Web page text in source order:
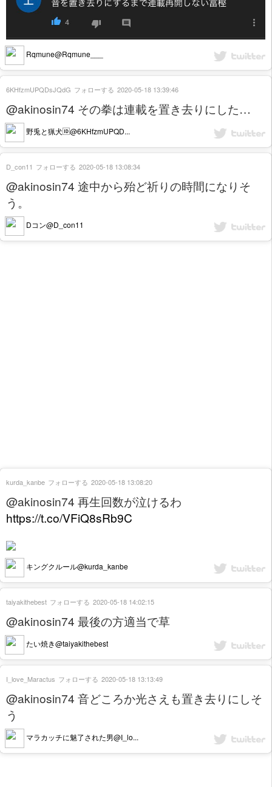
Rqmune@Rqmune___
@akinosin74 その拳は連載を置き去りにした…
野兎と猟犬🆔@6KHfzmUPQD...
6KHfzmUPQDsJQdG フォローする 2020-05-18 13:39:46
@akinosin74 途中から殆ど祈りの時間になりそ
う。
Dコン@D_con11
D_con11 フォローする 2020-05-18 13:08:34
@akinosin74 再生回数が泣けるわ
https://t.co/VFiQ8sRb9C
キングクルール@kurda_kanbe
kurda_kanbe フォローする 2020-05-18 13:08:20
@akinosin74 最後の方適当で草
たい焼き@taiyakithebest
taiyakithebest フォローする 2020-05-18 14:02:15
@akinosin74 音どころか光さえも置き去りにしそ
う
マラカッチに魅了された男@I_lo...
I_love_Maractus フォローする 2020-05-18 13:13:49